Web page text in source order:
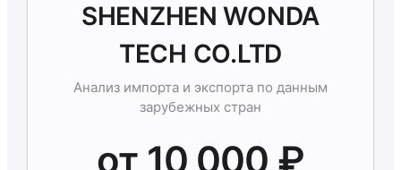
SHENZHEN WONDA
TECH CO.LTD
Анализ импорта и экспорта по данным
зарубежных стран
от 10 000 ₽